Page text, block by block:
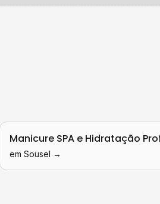
Manicure SPA e Hidratação
em Sousel →